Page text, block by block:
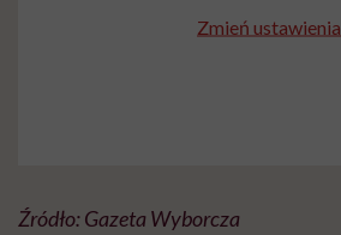
Zmień ustawienia
Źródło: Gazeta Wyborcza